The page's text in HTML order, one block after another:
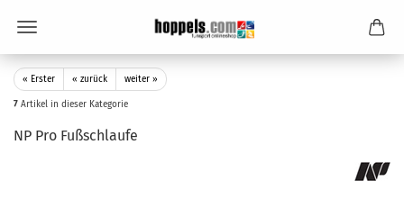
« Erster « zurück weiter »
7 Artikel in dieser Kategorie
NP Pro Fußschlaufe